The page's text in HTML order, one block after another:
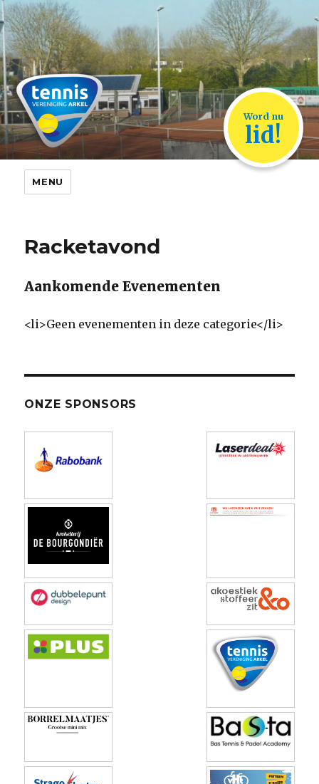
TVA Arkel
Word nu
lid!
MENU
Racketavond
Aankomende Evenementen
<li>Geen evenementen in deze categorie</li>
ONZE SPONSORS